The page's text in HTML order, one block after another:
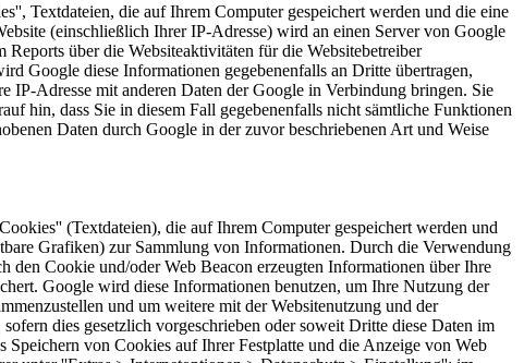
Textdateien, die auf Ihrem Computer gespeichert werden und die eine
(einschließlich Ihrer IP-Adresse) wird an einen Server von Google
über die Websiteaktivitäten für die Websitebetreiber
Google diese Informationen gegebenenfalls an Dritte übertragen,
Adresse mit anderen Daten der Google in Verbindung bringen. Sie
hin, dass Sie in diesem Fall gegebenenfalls nicht sämtliche Funktionen
Daten durch Google in der zuvor beschriebenen Art und Weise
(Textdateien), die auf Ihrem Computer gespeichert werden und
Grafiken) zur Sammlung von Informationen. Durch die Verwendung
den Cookie und/oder Web Beacon erzeugten Informationen über Ihre
Google wird diese Informationen benutzen, um Ihre Nutzung der
und um weitere mit der Websitenutzung und der
dies gesetzlich vorgeschrieben oder soweit Dritte diese Daten im
von Cookies auf Ihrer Festplatte und die Anzeige von Web